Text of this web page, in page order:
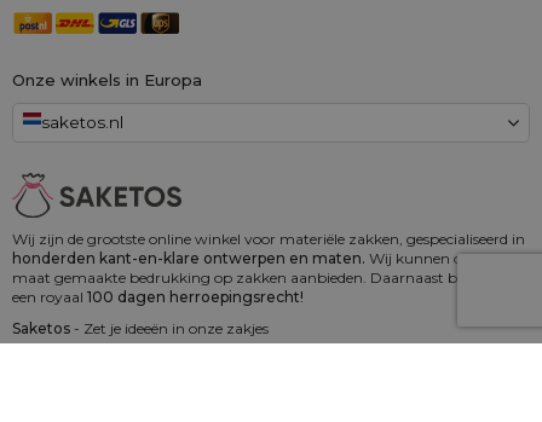
Wij zijn de grootste online winkel voor materiële zakken, gespecialiseerd in
honderden kant-en-klare ontwerpen en maten. Wij kunnen ook op
maat gemaakte bedrukking op zakken aanbieden. Daarnaast bieden wij
een royaal 100 dagen herroepingsrecht!
Saketos - Zet je ideeën in onze zakjes
Onze winkels in Europa
saketos.nl